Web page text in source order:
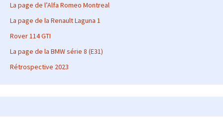
La page de l’Alfa Romeo Montreal
La page de la Renault Laguna 1
Rover 114 GTI
La page de la BMW série 8 (E31)
Rétrospective 2023